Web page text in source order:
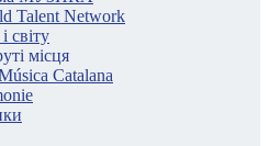
Talent Network
світу
місця
Catalana